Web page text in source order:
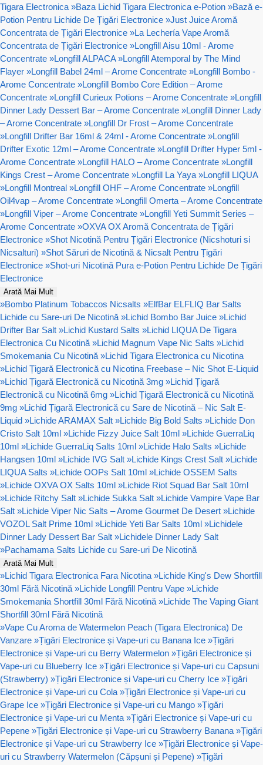
Tigara Electronica »Baza Lichid Tigara Electronica e-Potion »Bază e-
Potion Pentru Lichide De Țigări Electronice »Just Juice Aromă
Concentrata de Țigări Electronice »La Lechería Vape Aromă
Concentrata de Țigări Electronice »Longfill Aisu 10ml - Arome
Concentrate »Longfill ALPACA »Longfill Atemporal by The Mind
Flayer »Longfill Babel 24ml – Arome Concentrate »Longfill Bombo -
Arome Concentrate »Longfill Bombo Core Edition – Arome
Concentrate »Longfill Curieux Potions – Arome Concentrate »Longfill
Dinner Lady Dessert Bar – Arome Concentrate »Longfill Dinner Lady
– Arome Concentrate »Longfill Dr Frost – Arome Concentrate
»Longfill Drifter Bar 16ml & 24ml - Arome Concentrate »Longfill
Drifter Exotic 12ml – Arome Concentrate »Longfill Drifter Hyper 5ml -
Arome Concentrate »Longfill HALO – Arome Concentrate »Longfill
Kings Crest – Arome Concentrate »Longfill La Yaya »Longfill LIQUA
»Longfill Montreal »Longfill OHF – Arome Concentrate »Longfill
Oil4vap – Arome Concentrate »Longfill Omerta – Arome Concentrate
»Longfill Viper – Arome Concentrate »Longfill Yeti Summit Series –
Arome Concentrate »OXVA OX Aromă Concentrata de Țigări
Electronice »Shot Nicotină Pentru Țigări Electronice (Nicshoturi si
Nicsalturi) »Shot Săruri de Nicotină & Nicsalt Pentru Țigări
Electronice »Shot-uri Nicotină Pura e-Potion Pentru Lichide De Țigări
Electronice
Arată Mai Mult
»Bombo Platinum Tobaccos Nicsalts »ElfBar ELFLIQ Bar Salts
Lichide cu Sare-uri De Nicotină »Lichid Bombo Bar Juice »Lichid
Drifter Bar Salt »Lichid Kustard Salts »Lichid LIQUA De Tigara
Electronica Cu Nicotină »Lichid Magnum Vape Nic Salts »Lichid
Smokemania Cu Nicotină »Lichid Tigara Electronica cu Nicotina
»Lichid Țigară Electronică cu Nicotina Freebase – Nic Shot E-Liquid
»Lichid Țigară Electronică cu Nicotină 3mg »Lichid Țigară
Electronică cu Nicotină 6mg »Lichid Țigară Electronică cu Nicotină
9mg »Lichid Țigară Electronică cu Sare de Nicotină – Nic Salt E-
Liquid »Lichide ARAMAX Salt »Lichide Big Bold Salts »Lichide Don
Cristo Salt 10ml »Lichide Fizzy Juice Salt 10ml »Lichide GuerraLiq
10ml »Lichide GuerraLiq Salts 10ml »Lichide Halo Salts »Lichide
Hangsen 10ml »Lichide IVG Salt »Lichide Kings Crest Salt »Lichide
LIQUA Salts »Lichide OOPs Salt 10ml »Lichide OSSEM Salts
»Lichide OXVA OX Salts 10ml »Lichide Riot Squad Bar Salt 10ml
»Lichide Ritchy Salt »Lichide Sukka Salt »Lichide Vampire Vape Bar
Salt »Lichide Viper Nic Salts – Arome Gourmet De Desert »Lichide
VOZOL Salt Prime 10ml »Lichide Yeti Bar Salts 10ml »Lichidele
Dinner Lady Dessert Bar Salt »Lichidele Dinner Lady Salt
»Pachamama Salts Lichide cu Sare-uri De Nicotină
Arată Mai Mult
»Lichid Tigara Electronica Fara Nicotina »Lichide King's Dew Shortfill
30ml Fără Nicotină »Lichide Longfill Pentru Vape »Lichide
Smokemania Shortfill 30ml Fără Nicotină »Lichide The Vaping Giant
Shortfill 30ml Fără Nicotină
»Vape Cu Aroma de Watermelon Peach (Tigara Electronica) De
Vanzare »Țigări Electronice și Vape-uri cu Banana Ice »Țigări
Electronice și Vape-uri cu Berry Watermelon »Țigări Electronice și
Vape-uri cu Blueberry Ice »Țigări Electronice și Vape-uri cu Capsuni
(Strawberry) »Țigări Electronice și Vape-uri cu Cherry Ice »Țigări
Electronice și Vape-uri cu Cola »Țigări Electronice și Vape-uri cu
Grape Ice »Țigări Electronice și Vape-uri cu Mango »Țigări
Electronice și Vape-uri cu Menta »Țigări Electronice și Vape-uri cu
Pepene »Țigări Electronice și Vape-uri cu Strawberry Banana »Țigări
Electronice și Vape-uri cu Strawberry Ice »Țigări Electronice și Vape-
uri cu Strawberry Watermelon (Căpșuni și Pepene) »Țigări